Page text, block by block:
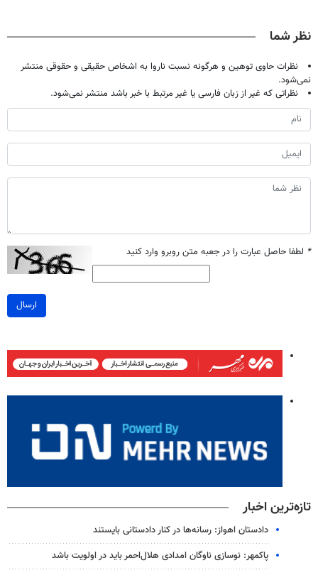
نظر شما
نظرات حاوی توهین و هرگونه نسبت ناروا به اشخاص حقیقی و حقوقی منتشر
نمی‌شود.
نظراتی که غیر از زبان فارسی یا غیر مرتبط با خبر باشد منتشر نمی‌شود.
* لطفا حاصل عبارت را در جعبه متن روبرو وارد کنید
ارسال
تازه‌ترین اخبار
دادستان اهواز: رسانه‌ها در کنار دادستانی بایستند
پاکمهر: نوسازی ناوگان امدادی هلال‌احمر باید در اولویت باشد